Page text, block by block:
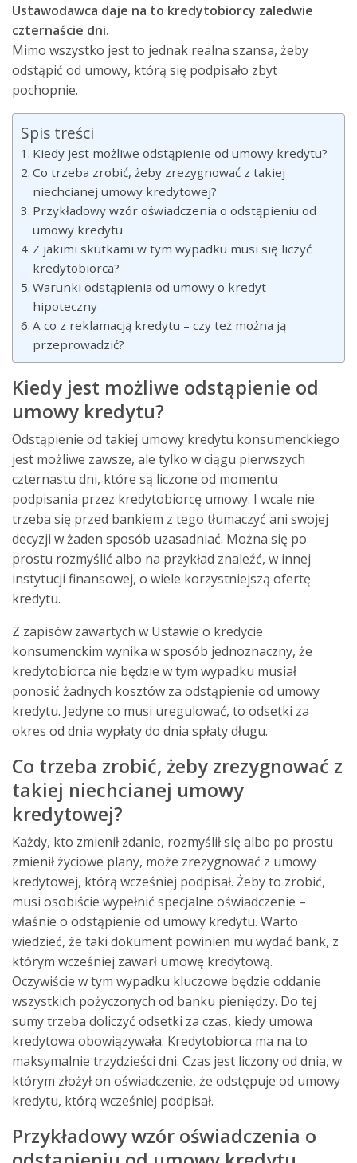
Ustawodawca daje na to kredytobiorcy zaledwie
czternaście dni.
Mimo wszystko jest to jednak realna szansa, żeby
odstąpić od umowy, którą się podpisało zbyt
pochopnie.
Spis treści
Kiedy jest możliwe odstąpienie od umowy kredytu?
Co trzeba zrobić, żeby zrezygnować z takiej
niechcianej umowy kredytowej?
Przykładowy wzór oświadczenia o odstąpieniu od
umowy kredytu
Z jakimi skutkami w tym wypadku musi się liczyć
kredytobiorca?
Warunki odstąpienia od umowy o kredyt
hipoteczny
A co z reklamacją kredytu – czy też można ją
przeprowadzić?
Kiedy jest możliwe odstąpienie od
umowy kredytu?
Odstąpienie od takiej umowy kredytu konsumenckiego
jest możliwe zawsze, ale tylko w ciągu pierwszych
czternastu dni, które są liczone od momentu
podpisania przez kredytobiorcę umowy. I wcale nie
trzeba się przed bankiem z tego tłumaczyć ani swojej
decyzji w żaden sposób uzasadniać. Można się po
prostu rozmyślić albo na przykład znaleźć, w innej
instytucji finansowej, o wiele korzystniejszą ofertę
kredytu.
Z zapisów zawartych w Ustawie o kredycie
konsumenckim wynika w sposób jednoznaczny, że
kredytobiorca nie będzie w tym wypadku musiał
ponosić żadnych kosztów za odstąpienie od umowy
kredytu. Jedyne co musi uregulować, to odsetki za
okres od dnia wypłaty do dnia spłaty długu.
Co trzeba zrobić, żeby zrezygnować z
takiej niechcianej umowy
kredytowej?
Każdy, kto zmienił zdanie, rozmyślił się albo po prostu
zmienił życiowe plany, może zrezygnować z umowy
kredytowej, którą wcześniej podpisał. Żeby to zrobić,
musi osobiście wypełnić specjalne oświadczenie –
właśnie o odstąpienie od umowy kredytu. Warto
wiedzieć, że taki dokument powinien mu wydać bank, z
którym wcześniej zawarł umowę kredytową.
Oczywiście w tym wypadku kluczowe będzie oddanie
wszystkich pożyczonych od banku pieniędzy. Do tej
sumy trzeba doliczyć odsetki za czas, kiedy umowa
kredytowa obowiązywała. Kredytobiorca ma na to
maksymalnie trzydzieści dni. Czas jest liczony od dnia, w
którym złożył on oświadczenie, że odstępuje od umowy
kredytu, którą wcześniej podpisał.
Przykładowy wzór oświadczenia o